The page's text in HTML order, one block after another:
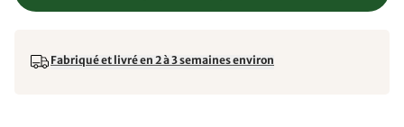
Fabriqué et livré en 2 à 3 semaines environ